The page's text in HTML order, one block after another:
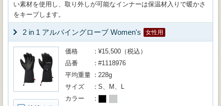
い素材を使用し、取り外しが可能なインナーは保温材入りで暖かさ
をキープします。
2 in 1 アルパイングローブ Women's 女性用
価格
¥15,500（税込）
品番
#1118976
平均重量
228g
サイズ
S、M、L
カラー